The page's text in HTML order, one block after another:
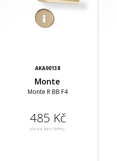
AKA00138
Monte
Monte R BB F4
485 Kč
(Cena bez DPH)